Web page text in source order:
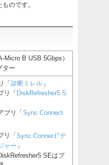
のです。
Micro B USB 5Gbps）
ター
「 診断ミレル 」
リ「 DiskRefresher5 S
プリ「 Sync Connect
リ「 Sync Connect+デ
ャー 」
SEはプ